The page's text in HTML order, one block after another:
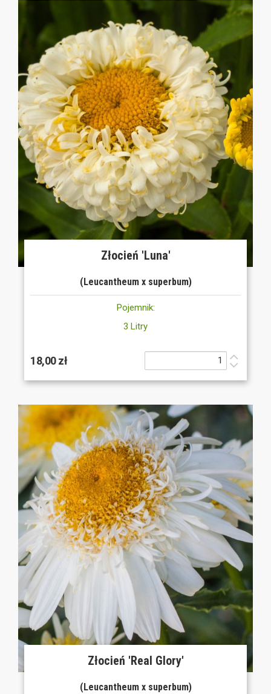
Złocień 'Luna'
(Leucantheum x superbum)
Pojemnik:
3 Litry
18,00 zł
Złocień 'Real Glory'
(Leucantheum x superbum)